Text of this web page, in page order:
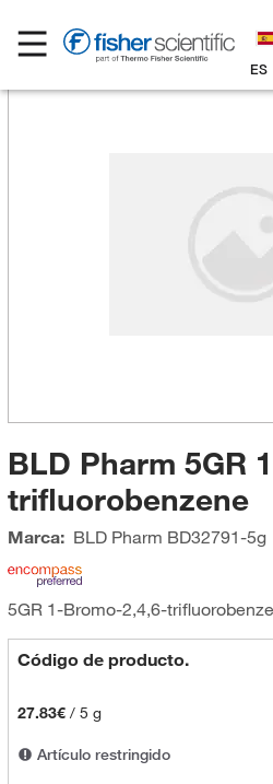
ES
BLD Pharm 5GR
trifluorobenzene
Marca: BLD Pharm BD32791-5g
5GR 1-Bromo-2,4,6-
Código de producto.
27.83€/ 5 g
Artículo restringido